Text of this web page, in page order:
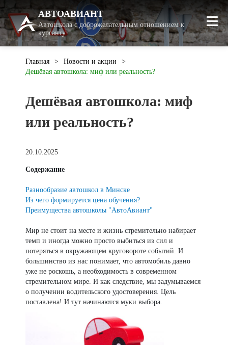
АВТОАВИАНТ
Автошкола с доброжелательным отношением к
курсанту
Главная
Новости и акции
Дешёвая автошкола: миф или реальность?
Дешёвая автошкола: миф
или реальность?
20.10.2025
Содержание
Разнообразие автошкол в Минске
Из чего формируется цена обучения?
Преимущества автошколы "АвтоАвиант"
Мир не стоит на месте и жизнь стремительно набирает
темп и иногда можно просто выбиться из сил и
потеряться в окружающем круговороте событий. И
большинство из нас понимает, что автомобиль давно
уже не роскошь, а необходимость в современном
стремительном мире. И как следствие, мы задумываемся
о получении водительского удостоверения. Цель
поставлена! И тут начинаются муки выбора.